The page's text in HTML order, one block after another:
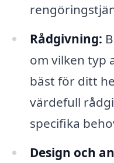
Rådgivning:
om vilken typ
bäst för ditt
värdefull
specifika
Design och